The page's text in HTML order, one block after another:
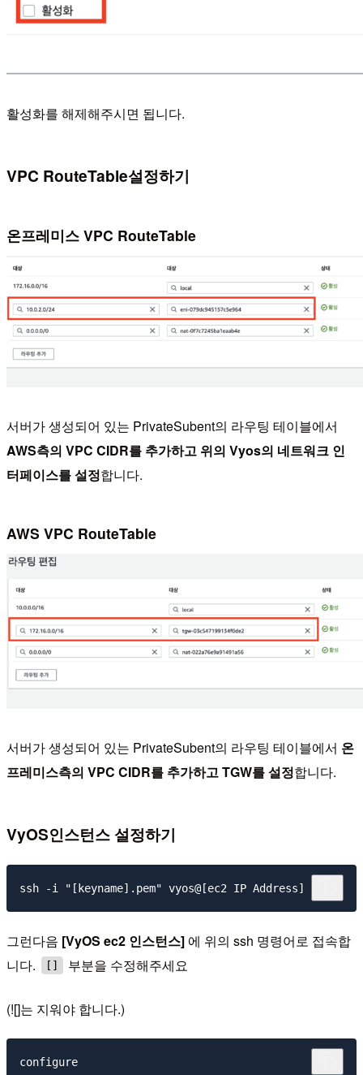
활성화를 해제해주시면 됩니다.
VPC RouteTable설정하기
온프레미스 VPC RouteTable
서버가 생성되어 있는 PrivateSubent의 라우팅 테이블에서
AWS측의 VPC CIDR를 추가하고 위의 Vyos의 네트워크 인
터페이스를 설정합니다.
AWS VPC RouteTable
서버가 생성되어 있는 PrivateSubent의 라우팅 테이블에서 온
프레미스측의 VPC CIDR를 추가하고 TGW를 설정합니다.
VyOS인스턴스 설정하기
그런다음 [VyOS ec2 인스턴스] 에 위의 ssh 명령어로 접속합
니다.
[] 부분을 수정해주세요
(![]는 지워야 합니다.)